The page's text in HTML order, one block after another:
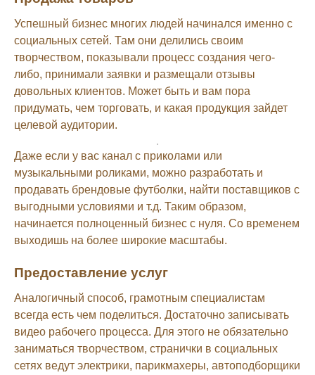
Успешный бизнес многих людей начинался именно с
социальных сетей. Там они делились своим
творчеством, показывали процесс создания чего-
либо, принимали заявки и размещали отзывы
довольных клиентов. Может быть и вам пора
придумать, чем торговать, и какая продукция зайдет
целевой аудитории.
Даже если у вас канал с приколами или
музыкальными роликами, можно разработать и
продавать брендовые футболки, найти поставщиков с
выгодными условиями и т.д. Таким образом,
начинается полноценный бизнес с нуля. Со временем
выходишь на более широкие масштабы.
Предоставление услуг
Аналогичный способ, грамотным специалистам
всегда есть чем поделиться. Достаточно записывать
видео рабочего процесса. Для этого не обязательно
заниматься творчеством, странички в социальных
сетях ведут электрики, парикмахеры, автоподборщики